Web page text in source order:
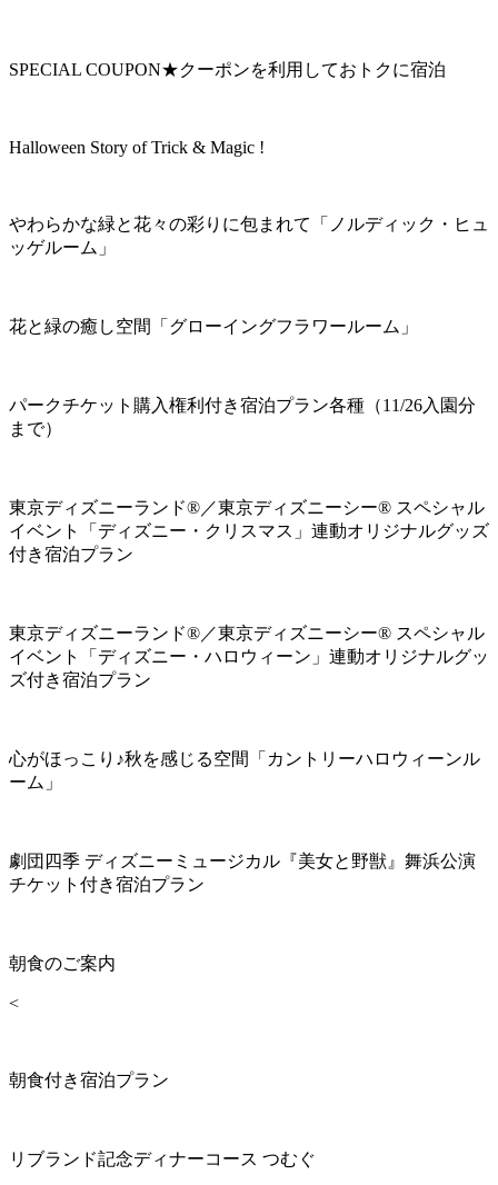
SPECIAL COUPON★クーポンを利用しておトクに宿泊
Halloween Story of Trick & Magic !
やわらかな緑と花々の彩りに包まれて「ノルディック・ヒュ
ッゲルーム」
花と緑の癒し空間「グローイングフラワールーム」
パークチケット購入権利付き宿泊プラン各種（11/26入園分
まで）
東京ディズニーランド®／東京ディズニーシー® スペシャル
イベント「ディズニー・クリスマス」連動オリジナルグッズ
付き宿泊プラン
東京ディズニーランド®／東京ディズニーシー® スペシャル
イベント「ディズニー・ハロウィーン」連動オリジナルグッ
ズ付き宿泊プラン
心がほっこり♪秋を感じる空間「カントリーハロウィーンル
ーム」
劇団四季 ディズニーミュージカル『美女と野獣』舞浜公演
チケット付き宿泊プラン
朝食のご案内
<
朝食付き宿泊プラン
リブランド記念ディナーコース つむぐ